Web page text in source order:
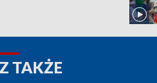
TAKŻE